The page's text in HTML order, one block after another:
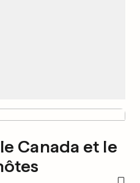
Canada et le